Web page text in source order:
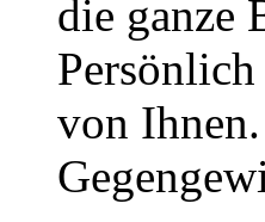
die ganze
von